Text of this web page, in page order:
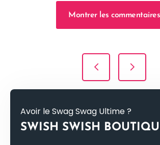
Montrer les commentaires
Navigation de l’article
Avoir le Swag Swag Ultime ?
SWISH SWISH